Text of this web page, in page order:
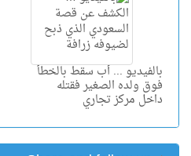
بالفيديو ... أب سقط بالخطأ
فوق ولده الصغير فقتله
داخل مركز تجاري